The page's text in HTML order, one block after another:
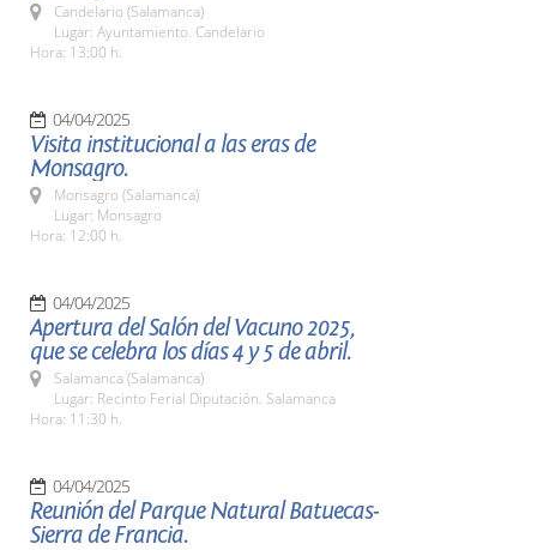
Candelario (Salamanca)
Lugar: Ayuntamiento. Candelario
Hora: 13:00 h.
04/04/2025
Visita institucional a las eras de
Monsagro.
Monsagro (Salamanca)
Lugar: Monsagro
Hora: 12:00 h.
04/04/2025
Apertura del Salón del Vacuno 2025,
que se celebra los días 4 y 5 de abril.
Salamanca (Salamanca)
Lugar: Recinto Ferial Diputación. Salamanca
Hora: 11:30 h.
04/04/2025
Reunión del Parque Natural Batuecas-
Sierra de Francia.